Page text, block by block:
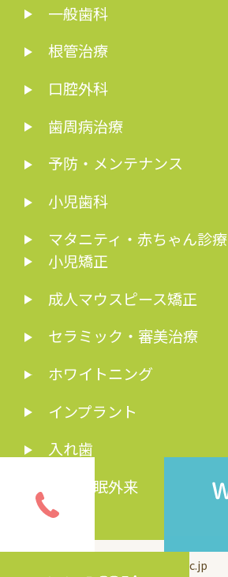
一般歯科
根管治療
口腔外科
歯周病治療
予防・メンテナンス
小児歯科
マタニティ・赤ちゃん診療
小児矯正
成人マウスピース矯正
セラミック・審美治療
ホワイトニング
インプラント
入れ歯
歯科睡眠外来
© inui-dc.jp